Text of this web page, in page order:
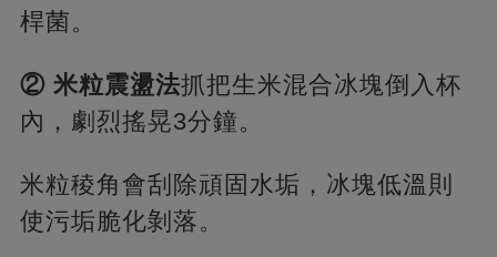
桿菌。
​② 米粒震盪法​​抓把生米混合冰塊倒入杯
內，劇烈搖晃3分鐘。
米粒稜角會刮除頑固水垢，冰塊低溫則
使污垢脆化剝落。